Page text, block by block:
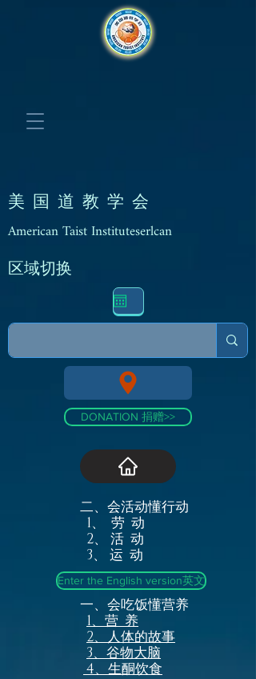
美 国 道 教 学 会
American Taist Instituteserlcan
区域切换
DONATION 捐赠>>
二、会活动懂行动
1、 劳 动
2、 活 动
3、 运 动
Enter the English version英文
一、会吃饭懂营养
1、营 养
2、人体的故事
3、谷物大脑
4、生酮饮食